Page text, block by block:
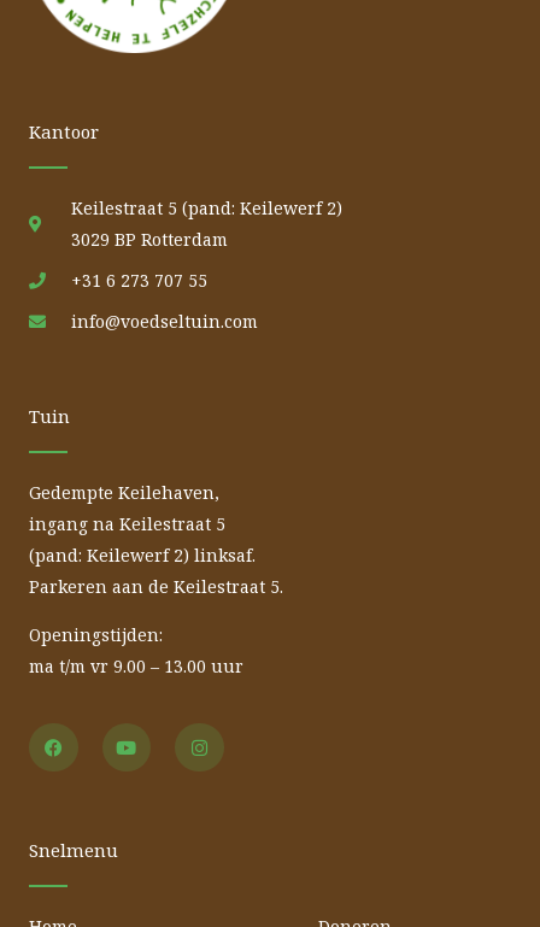
Kantoor
Keilestraat 5 (pand: Keilewerf 2)
3029 BP Rotterdam
+31 6 273 707 55
info@voedseltuin.com
Tuin
Gedempte Keilehaven,
ingang na Keilestraat 5
(pand: Keilewerf 2) linksaf.
Parkeren aan de Keilestraat 5.
Openingstijden:
ma t/m vr 9.00 – 13.00 uur
a
o
k
o n
Snelmenu